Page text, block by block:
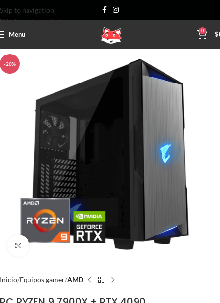
Skip to navigation
Skip to main content
Menu 0 $
-20%
Click to enlarge
Inicio Equipos gamer AMD